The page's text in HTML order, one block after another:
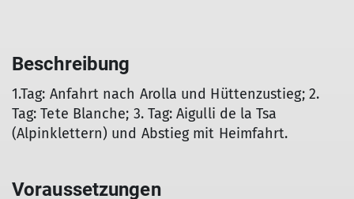
Beschreibung
1.Tag: Anfahrt nach Arolla und Hüttenzustieg; 2.
Tag: Tete Blanche; 3. Tag: Aigulli de la Tsa
(Alpinklettern) und Abstieg mit Heimfahrt.
Voraussetzungen